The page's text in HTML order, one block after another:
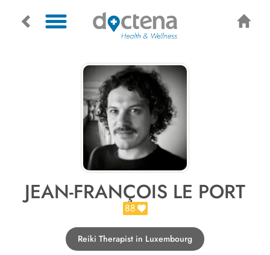
JEAN-FRANÇOIS LE PORT
88
Reiki Therapist in Luxembourg